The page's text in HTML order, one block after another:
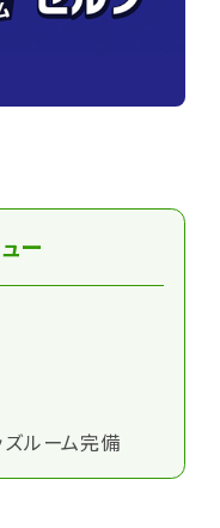
ー
ズルーム完備